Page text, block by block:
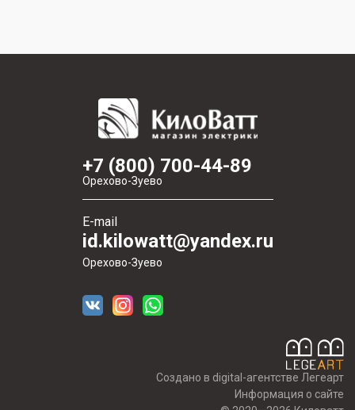
+7 (800) 700-44-89
Орехово-Зуево
E-mail
id.kilowatt@yandex.ru
Орехово-Зуево
Создано в digital-агентстве Легеарт
Информация о сайте